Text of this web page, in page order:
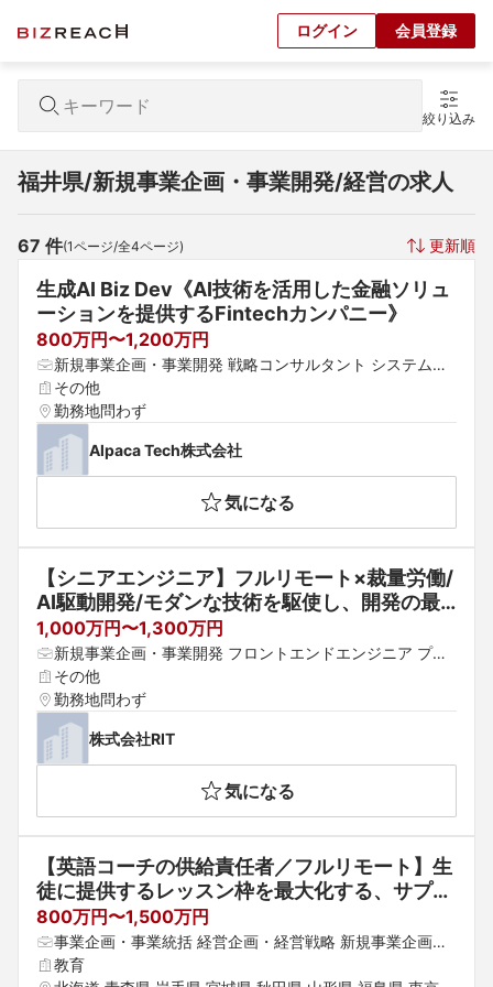
ログイン 会員登録
絞り込み
福井県/新規事業企画・事業開発/経営の求人
67 件(1ページ/全4ページ) 更新順
生成AI Biz Dev《AI技術を活用した金融ソリュ
ーションを提供するFintechカンパニー》
800万円〜1,200万円
新規事業企画・事業開発 戦略コンサルタント システムコ
ンサルタント
その他
勤務地問わず
Alpaca Tech株式会社
気になる
【シニアエンジニア】フルリモート×裁量労働/
AI駆動開発/モダンな技術を駆使し、開発の最
前線で活躍
1,000万円〜1,300万円
新規事業企画・事業開発 フロントエンドエンジニア プロ
ジェクトマネージャー（Web・オープン系）
その他
勤務地問わず
株式会社RIT
気になる
【英語コーチの供給責任者／フルリモート】生
徒に提供するレッスン枠を最大化する、サプラ
イサイド責任者を募集
800万円〜1,500万円
事業企画・事業統括 経営企画・経営戦略 新規事業企画・
事業開発
教育